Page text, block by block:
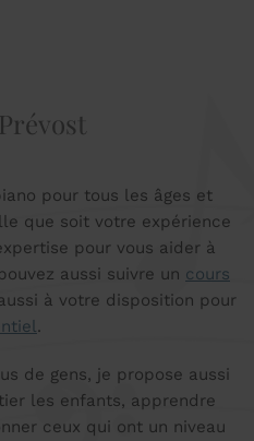
pour tous les âges et
que soit votre expérience
pour vous aider à
aussi suivre un cours
à votre disposition pour
de gens, je propose aussi
les enfants, apprendre
ceux qui ont un niveau